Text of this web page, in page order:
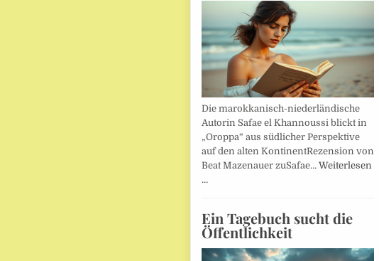
Die marokkanisch-niederländische
Autorin Safae el Khannoussi blickt in
„Oroppa“ aus südlicher Perspektive
auf den alten KontinentRezension von
Beat Mazenauer zuSafae… Weiterlesen
…
Ein Tagebuch sucht die
Öffentlichkeit